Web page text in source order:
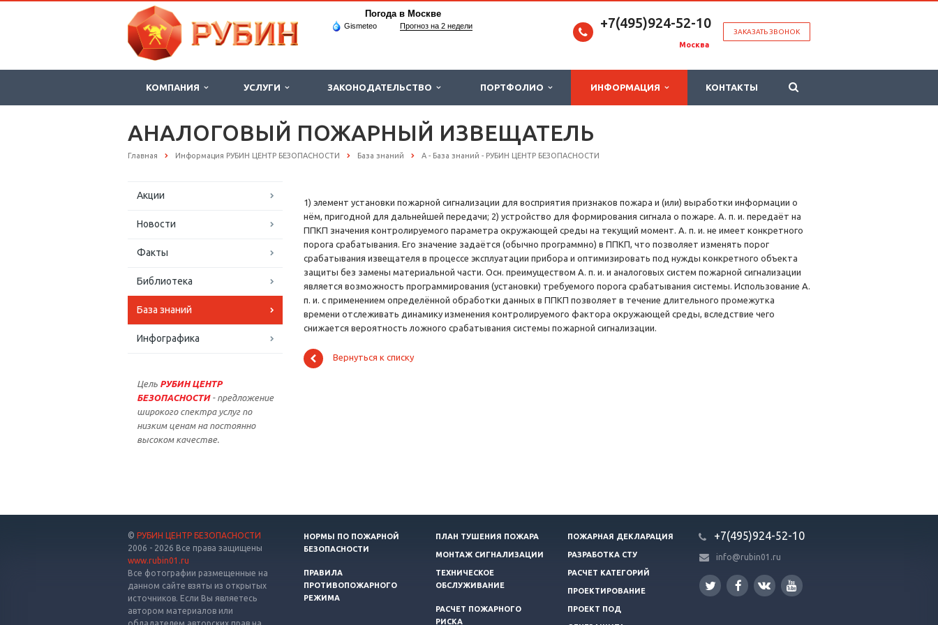
Погода в Москве
Gismeteo Прогноз на 2 недели
ЗАКАЗАТЬ ЗВОНОК
+7(495)924-52-10
Москва
КОМПАНИЯ УСЛУГИ ЗАКОНОДАТЕЛЬСТВО ПОРТФОЛИО ИНФОРМАЦИЯ КОНТАКТЫ
АНАЛОГОВЫЙ ПОЖАРНЫЙ ИЗВЕЩАТЕЛЬ
Главная Информация РУБИН ЦЕНТР БЕЗОПАСНОСТИ База знаний А - База знаний - РУБИН ЦЕНТР БЕЗОПАСНОСТИ
Акции
Новости
Факты
Библиотека
База знаний
Инфографика
Цель РУБИН ЦЕНТР
БЕЗОПАСНОСТИ - предложение
широкого спектра услуг по
низким ценам на постоянно
высоком качестве.
1) элемент установки пожарной сигнализации для восприятия признаков пожара и (или) выработки информации о
нём, пригодной для дальнейшей передачи; 2) устройство для формирования сигнала о пожаре. А. п. и. передаёт на
ППКП значения контролируемого параметра окружающей среды на текущий момент. А. п. и. не имеет конкретного
порога срабатывания. Его значение задаётся (обычно программно) в ППКП, что позволяет изменять порог
срабатывания извещателя в процессе эксплуатации прибора и оптимизировать под нужды конкретного объекта
защиты без замены материальной части. Осн. преимуществом А. п. и. и аналоговых систем пожарной сигнализации
является возможность программирования (установки) требуемого порога срабатывания системы. Использование А.
п. и. с применением определённой обработки данных в ППКП позволяет в течение длительного промежутка
времени отслеживать динамику изменения контролируемого фактора окружающей среды, вследствие чего
снижается вероятность ложного срабатывания системы пожарной сигнализации.
Вернуться к списку
© РУБИН ЦЕНТР БЕЗОПАСНОСТИ
2006 - 2026 Все права защищены
www.rubin01.ru
Все фотографии размещенные на
данном сайте взяты из открытых
источников. Если Вы являетесь
автором материалов или
НОРМЫ ПО ПОЖАРНОЙ
БЕЗОПАСНОСТИ
ПЛАН ТУШЕНИЯ ПОЖАРА ПОЖАРНАЯ ДЕКЛАРАЦИЯ
МОНТАЖ СИГНАЛИЗАЦИИ РАЗРАБОТКА СТУ
ПРАВИЛА
ПРОТИВОПОЖАРНОГО
РЕЖИМА
ТЕХНИЧЕСКОЕ
ОБСЛУЖИВАНИЕ
РАСЧЕТ КАТЕГОРИЙ
ПРОЕКТИРОВАНИЕ
РАСЧЕТ ПОЖАРНОГО
РИСКА
ПРОЕКТ ПОД
+7(495)924-52-10
info@rubin01.ru